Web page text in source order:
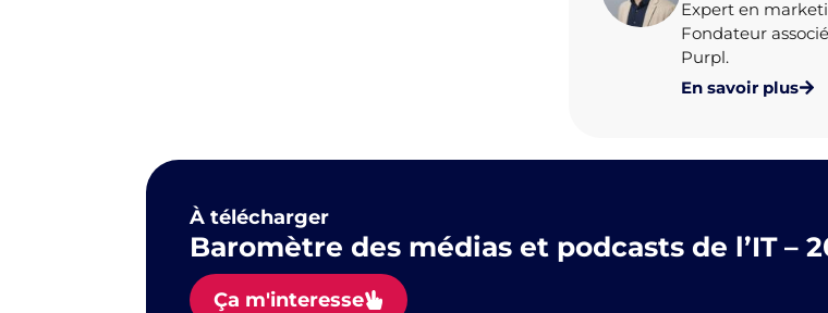
Expert en
Fondateur
Purpl.
En savoir plus
À télécharger
Baromètre des médias et podcasts de l’IT –
Ça m'interesse